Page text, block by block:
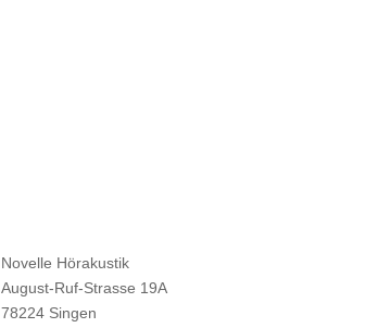
Novelle Hörakustik
August-Ruf-Strasse 19A
78224 Singen